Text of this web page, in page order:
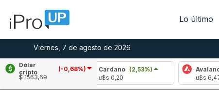
Lo último
Viernes, 7 de agosto de 2026
Dólar
cripto
(-0,68%)
$ 1563,69
Cardano
(2,53%)
Avalanche (1,33%)